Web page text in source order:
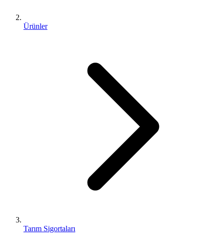
Ürünler
Tarım Sigortaları